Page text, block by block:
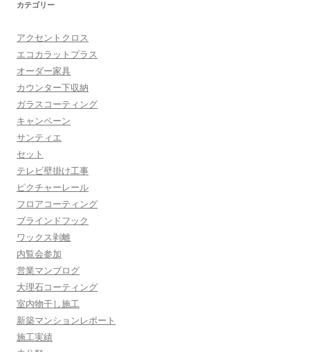
カテゴリー
アクセントクロス
エコカラットプラス
オーダー家具
カウンター下収納
ガラスコーティング
キャンペーン
サンティエ
セット
テレビ壁掛け工事
ピクチャーレール
フロアコーティング
ブラインドフック
ワックス剥離
内覧会参加
営業マンブログ
大理石コーティング
室内物干し施工
新築マンションレポート
施工実績